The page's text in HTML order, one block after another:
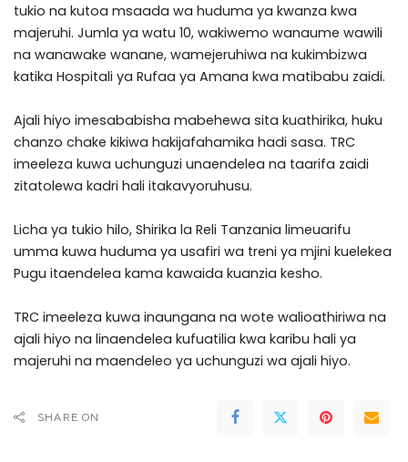
tukio na kutoa msaada wa huduma ya kwanza kwa
majeruhi. Jumla ya watu 10, wakiwemo wanaume wawili
na wanawake wanane, wamejeruhiwa na kukimbizwa
katika Hospitali ya Rufaa ya Amana kwa matibabu zaidi.
Ajali hiyo imesababisha mabehewa sita kuathirika, huku
chanzo chake kikiwa hakijafahamika hadi sasa. TRC
imeeleza kuwa uchunguzi unaendelea na taarifa zaidi
zitatolewa kadri hali itakavyoruhusu.
Licha ya tukio hilo, Shirika la Reli Tanzania limeuarifu
umma kuwa huduma ya usafiri wa treni ya mjini kuelekea
Pugu itaendelea kama kawaida kuanzia kesho.
TRC imeeleza kuwa inaungana na wote walioathiriwa na
ajali hiyo na linaendelea kufuatilia kwa karibu hali ya
majeruhi na maendeleo ya uchunguzi wa ajali hiyo.
SHARE ON